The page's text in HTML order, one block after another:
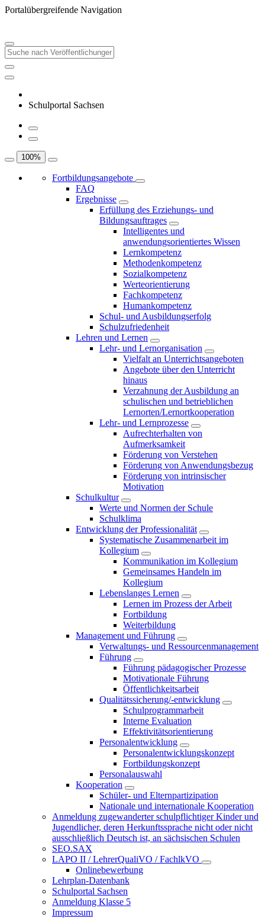
Portalübergreifende Navigation
Schulportal Sachsen
100%
Fortbildungsangebote
FAQ
Ergebnisse
Erfüllung des Erziehungs- und
Bildungsauftrages
Intelligentes und
anwendungsorientiertes Wissen
Lernkompetenz
Methodenkompetenz
Sozialkompetenz
Werteorientierung
Fachkompetenz
Humankompetenz
Schul- und Ausbildungserfolg
Schulzufriedenheit
Lehren und Lernen
Lehr- und Lernorganisation
Vielfalt an Unterrichtsangeboten
Angebote über den Unterricht
hinaus
Verzahnung der Ausbildung an
schulischen und betrieblichen
Lernorten/Lernortkooperation
Lehr- und Lernprozesse
Aufrechterhalten von
Aufmerksamkeit
Förderung von Verstehen
Förderung von Anwendungsbezug
Förderung von intrinsischer
Motivation
Schulkultur
Werte und Normen der Schule
Schulklima
Entwicklung der Professionalität
Systematische Zusammenarbeit im
Kollegium
Kommunikation im Kollegium
Gemeinsames Handeln im
Kollegium
Lebenslanges Lernen
Lernen im Prozess der Arbeit
Fortbildung
Weiterbildung
Management und Führung
Verwaltungs- und Ressourcenmanagement
Führung
Führung pädagogischer Prozesse
Motivationale Führung
Öffentlichkeitsarbeit
Qualitätssicherung/-entwicklung
Schulprogrammarbeit
Interne Evaluation
Effektivitätsorientierung
Personalentwicklung
Personalentwicklungskonzept
Fortbildungskonzept
Personalauswahl
Kooperation
Schüler- und Elternpartizipation
Nationale und internationale Kooperation
Anmeldung zugewanderter schulpflichtiger Kinder und
Jugendlicher, deren Herkunftssprache nicht oder nicht
ausschließlich Deutsch ist, an sächsischen Schulen
SEO.SAX
LAPO II / LehrerQualiVO / FachlkVO
Onlinebewerbung
Lehrplan-Datenbank
Schulportal Sachsen
Anmeldung Klasse 5
Impressum